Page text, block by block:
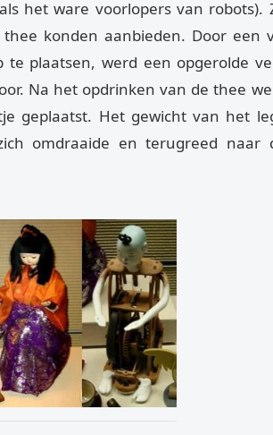
het ware voorlopers van robots).
konden aanbieden. Door een
plaatsen, werd een opgerolde
Na het opdrinken van de thee
geplaatst. Het gewicht van het
omdraaide en terugreed naar